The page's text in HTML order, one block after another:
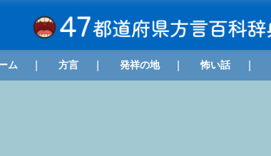
ム 方言 発祥の地 怖い話